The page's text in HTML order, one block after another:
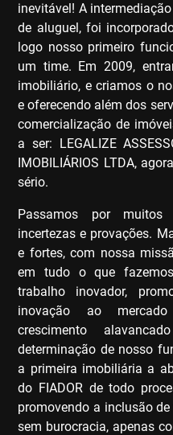
inevitável! A
de aluguel, foi
logo nosso primeiro
um time. Em 2009,
imobiliário, e criamos o
e oferecendo além dos
comercialização de
a ser: LEGALIZE
IMOBILIÁRIOS LTDA,
sério.
Passamos por muitos
incertezas e provações.
e fortes, com nossa
em tudo o que
trabalho inovador,
inovação ao
crescimento
determinação de nosso
a primeira imobiliária a
do FIADOR de todo
promovendo a inclusão
sem burocracia, apenas